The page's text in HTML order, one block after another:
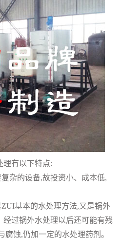
理有以下特点:
的设备,故投资小、成本低,
基本的水处理方法,又是锅外
过锅外水处理以后还可能有残
蚀,仍加一定的水处理药剂。